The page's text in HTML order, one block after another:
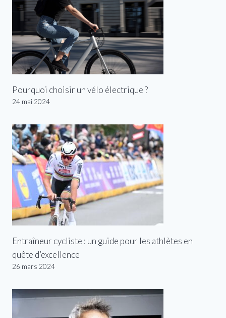
Pourquoi choisir un vélo électrique ?
24 mai 2024
Entraîneur cycliste : un guide pour les athlètes en
quête d’excellence
26 mars 2024